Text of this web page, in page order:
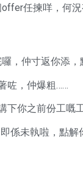
任揀咩，何
，仲寸返你添，
咗，仲爆粗……
你之前份工嘅
係未執啦，點